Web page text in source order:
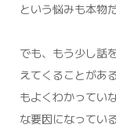
という悩みも本物
でも、もう少し話
えてくることがあ
もよくわかってい
な要因になってい